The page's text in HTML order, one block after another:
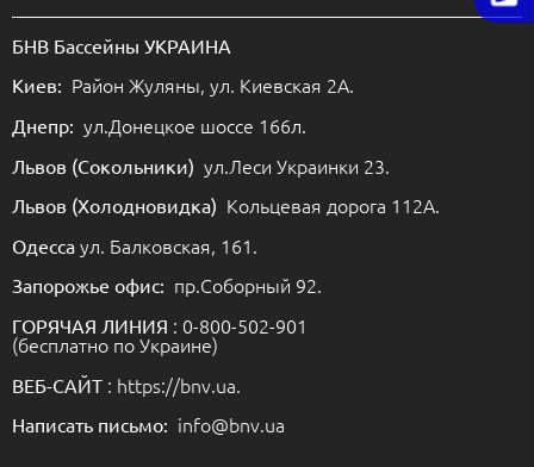
БНВ Бассейны УКРАИНА
Киев: Район Жуляны, ул. Киевская 2А.
Днепр: ул.Донецкое шоссе 166л.
Львов (Сокольники) ул.Леси Украинки 23.
Львов (Холодновидка) Кольцевая дорога 112А.
Одесса ул. Балковская, 161.
Запорожье офис: пр.Соборный 92.
ГОРЯЧАЯ ЛИНИЯ : 0-800-502-901
(бесплатно по Украине)
ВЕБ-САЙТ : https://bnv.ua.
Написать письмо: info@bnv.ua